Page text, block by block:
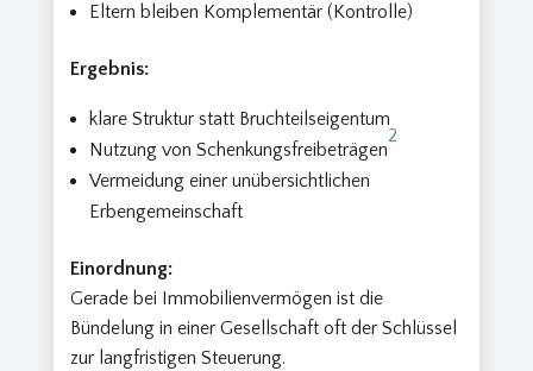
Eltern bleiben Komplementär (Kontrolle)
Ergebnis:
klare Struktur statt Bruchteilseigentum
Nutzung von Schenkungsfreibeträgen
2
Vermeidung einer unübersichtlichen
Erbengemeinschaft
Einordnung:
Gerade bei Immobilienvermögen ist die
Bündelung in einer Gesellschaft oft der Schlüssel
zur langfristigen Steuerung.